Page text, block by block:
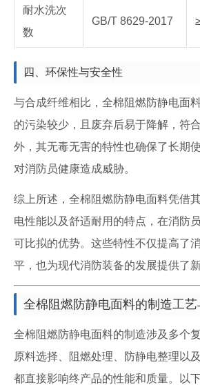
耐水洗次
数
GB/T 8629-2017
四、环保性与安全性
与合成纤维相比，全棉阻燃防静电面
的污染较少，且废弃后易于降解，符
外，其无毒无害的特性也确保了长期
对消防员健康造成威胁。
综上所述，全棉阻燃防静电面料凭借
电性能以及舒适耐用的特点，在消防
可比拟的优势。这些特性不仅提高了
平，也为现代消防装备的发展提供了新
全棉阻燃防静电面料的制造工
全棉阻燃防静电面料的制造涉及多个
原料选择、阻燃处理、防静电整理以
都直接影响终产品的性能和质量。以